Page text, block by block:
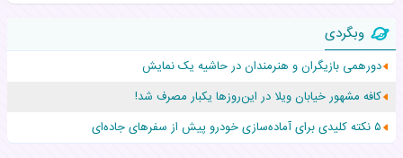
۵۵۹ نوزاد در پرو با نام «هالند» به دنیا آمدند!
زن ۲۴ ساله پس از درمان سرطان رحم، مادر شد
افزایش قد این دختر، چند میلیون دلار برای پدرش خرج داشته
حرکت غیرقانونی یک پرستار، جان دوقلوها را نجات داد!
وبگردی
دورهمی بازیگران و هنرمندان در حاشیه یک نمایش
کافه مشهور خیابان ویلا در این‌روزها یکبار مصرف شد!
۵ نکته کلیدی برای آماده‌سازی خودرو پیش از سفرهای جاده‌ای